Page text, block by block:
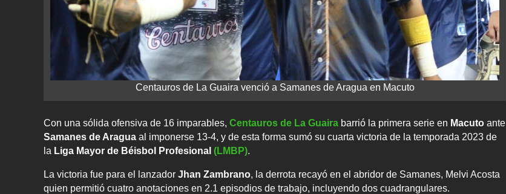
Centauros de La Guaira venció a Samanes de Aragua en Macuto
Con una sólida ofensiva de 16 imparables, Centauros de La Guaira barrió la primera serie en Macuto ante
Samanes de Aragua al imponerse 13-4, y de esta forma sumó su cuarta victoria de la temporada 2023 de
la Liga Mayor de Béisbol Profesional (LMBP).
La victoria fue para el lanzador Jhan Zambrano, la derrota recayó en el abridor de Samanes, Melvi Acosta
quien permitió cuatro anotaciones en 2.1 episodios de trabajo, incluyendo dos cuadrangulares.